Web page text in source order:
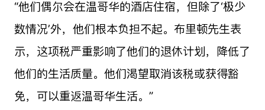
“他们偶尔会在温哥华的酒店住宿，但除了‘极少
数情况’外，他们根本负担不起。布里顿先生表
示，这项税严重影响了他们的退休计划，降低了
他们的生活质量。他们渴望取消该税或获得豁
免，可以重返温哥华生活。”